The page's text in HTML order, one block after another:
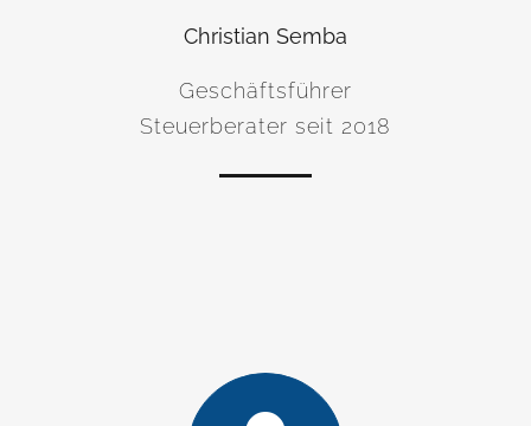
Christian Semba
Geschäftsführer
Steuerberater seit 2018